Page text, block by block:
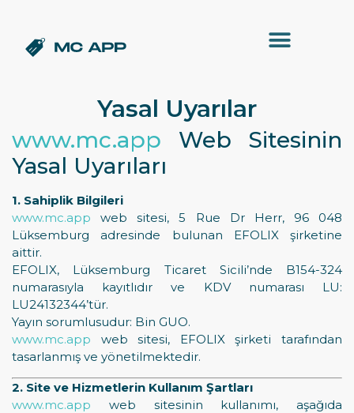
Yasal Uyarılar
www.mc.app Web Sitesinin
Yasal Uyarıları
1. Sahiplik Bilgileri
www.mc.app web sitesi, 5 Rue Dr Herr, 96 048
Lüksemburg adresinde bulunan EFOLIX şirketine
aittir.
EFOLIX, Lüksemburg Ticaret Sicili’nde B154-324
numarasıyla kayıtlıdır ve KDV numarası LU:
LU24132344’tür.
Yayın sorumlusudur: Bin GUO.
www.mc.app web sitesi, EFOLIX şirketi tarafından
tasarlanmış ve yönetilmektedir.
2. Site ve Hizmetlerin Kullanım Şartları
www.mc.app web sitesinin kullanımı, aşağıda